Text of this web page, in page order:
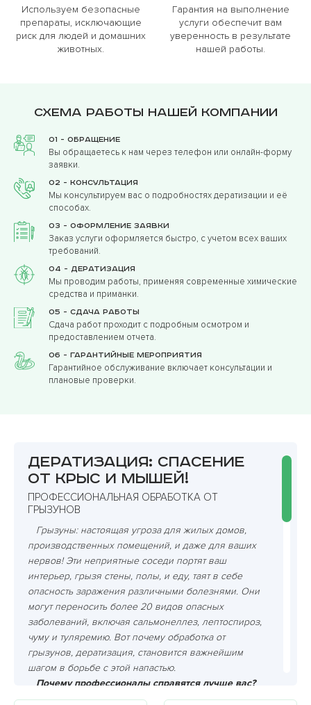
Используем безопасные
препараты, исключающие
риск для людей и домашних
животных.
Гарантия на выполнение
услуги обеспечит вам
уверенность в результате
нашей работы.
Схема работы нашей компании
01 - Обращение
Вы обращаетесь к нам через телефон или онлайн-форму
заявки.
02 - Консультация
Мы консультируем вас о подробностях дератизации и её
способах.
03 - Оформление заявки
Заказ услуги оформляется быстро, с учетом всех ваших
требований.
04 - Дератизация
Мы проводим работы, применяя современные химические
средства и приманки.
05 - Сдача работы
Сдача работ проходит с подробным осмотром и
предоставлением отчета.
06 - Гарантийные мероприятия
Гарантийное обслуживание включает консультации и
плановые проверки.
Дератизация: спасение
от крыс и мышей!
ПРОФЕССИОНАЛЬНАЯ ОБРАБОТКА ОТ
ГРЫЗУНОВ
Грызуны: настоящая угроза для жилых домов,
производственных помещений, и даже для ваших
нервов! Эти неприятные соседи портят ваш
интерьер, грызя стены, полы, и еду, таят в себе
опасность заражения различными болезнями. Они
могут переносить более 20 видов опасных
заболеваний, включая сальмонеллез, лептоспироз,
чуму и туляремию. Вот почему обработка от
грызунов, дератизация, становится важнейшим
шагом в борьбе с этой напастью.
Почему профессионалы справятся лучше вас?
Грызуны хитрее, чем вам кажется, и самостоятельно